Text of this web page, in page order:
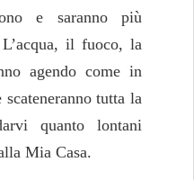
e saranno più
il fuoco, la
agendo come in
scateneranno tutta la
quanto lontani
Mia Casa.